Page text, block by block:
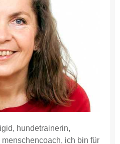
hundetrainerin,
ich bin für